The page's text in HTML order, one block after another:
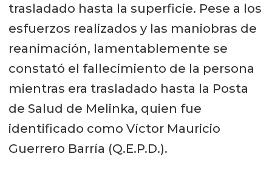
trasladado hasta la superficie. Pese a los
esfuerzos realizados y las maniobras de
reanimación, lamentablemente se
constató el fallecimiento de la persona
mientras era trasladado hasta la Posta
de Salud de Melinka, quien fue
identificado como Víctor Mauricio
Guerrero Barría (Q.E.P.D.).